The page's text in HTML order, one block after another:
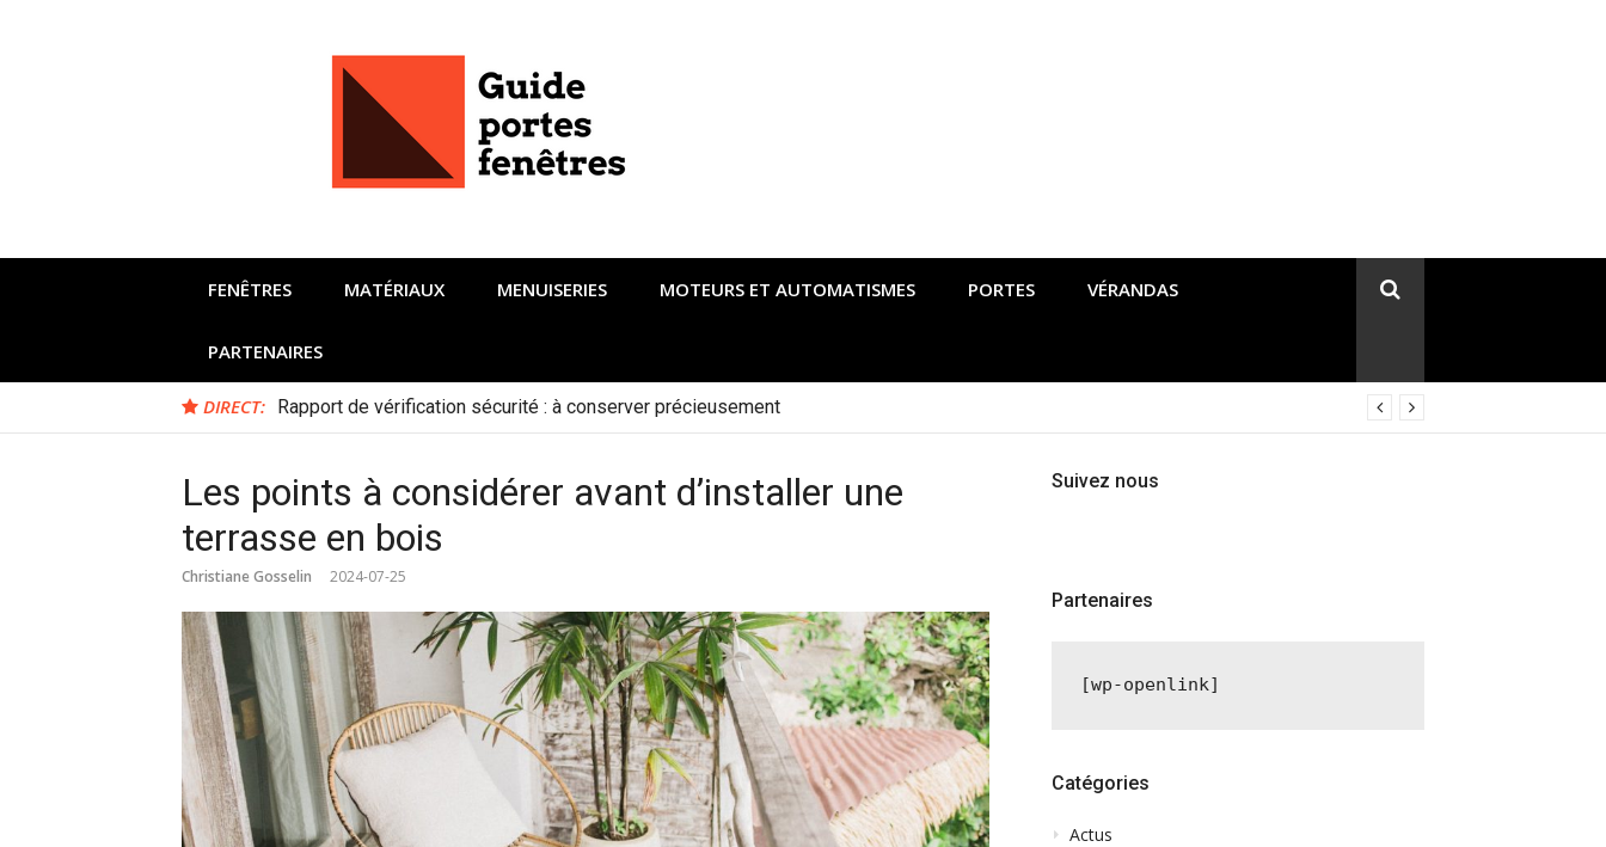
FENÊTRES MATÉRIAUX MENUISERIES MOTEURS ET AUTOMATISMES PORTES VÉRANDAS
PARTENAIRES
DIRECT: Rapport de vérification sécurité : à conserver précieusement
Les points à considérer avant d’installer une
terrasse en bois
Christiane Gosselin 2024-07-25
Suivez nous
Partenaires
[wp-openlink]
Catégories
Actus